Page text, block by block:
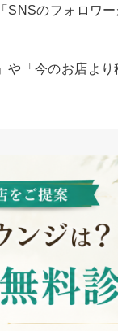
SNSのフォロワ
や「今のお店よ